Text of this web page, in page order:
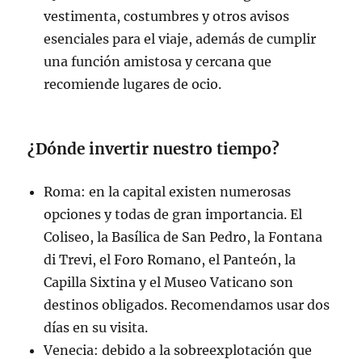
vestimenta, costumbres y otros avisos
esenciales para el viaje, además de cumplir
una función amistosa y cercana que
recomiende lugares de ocio.
¿Dónde invertir nuestro tiempo?
Roma: en la capital existen numerosas
opciones y todas de gran importancia. El
Coliseo, la Basílica de San Pedro, la Fontana
di Trevi, el Foro Romano, el Panteón, la
Capilla Sixtina y el Museo Vaticano son
destinos obligados. Recomendamos usar dos
días en su visita.
Venecia: debido a la sobreexplotación que